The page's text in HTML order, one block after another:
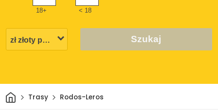
18+ < 18
Szukaj
DomTrasy Rodos-Leros